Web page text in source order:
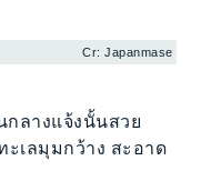
Cr: Japanmase
ลางแจ้งนั้นสวย
ะเลมุมกว้าง สะอาด